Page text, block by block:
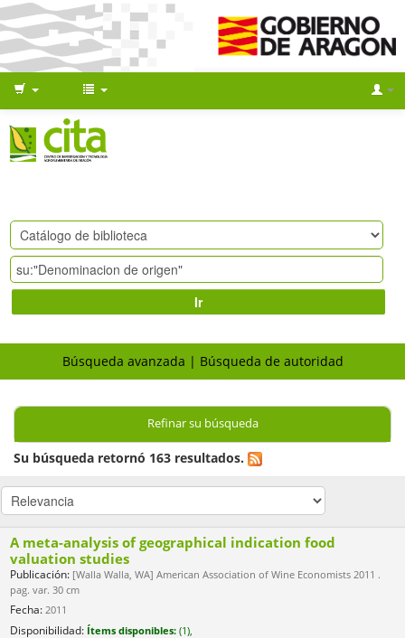
Ir
Búsqueda avanzada Búsqueda de autoridad
Refinar su búsqueda
Su búsqueda retornó 163 resultados.
A meta-analysis of geographical indication food
valuation studies
Publicación: [Walla Walla, WA] American Association of Wine Economists 2011 .
pag. var. 30 cm
Fecha: 2011
Disponibilidad: Ítems disponibles: (1),